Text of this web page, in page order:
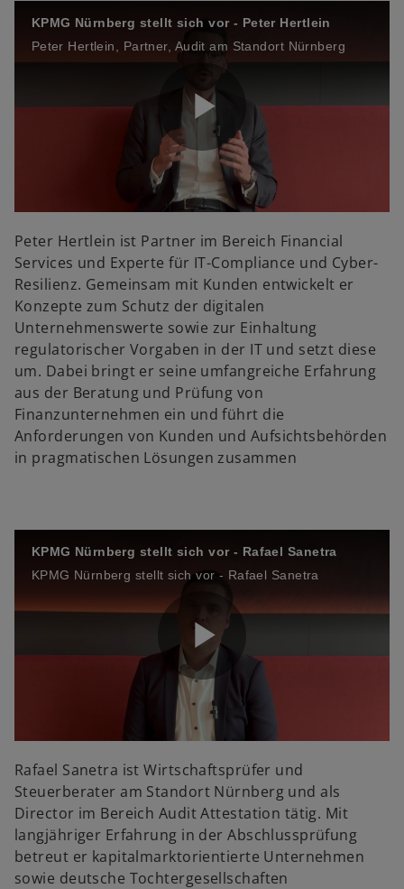
V
i
d
e
o
KPMG Nürnberg stellt sich vor - Peter Hertlein
Peter Hertlein, Partner, Audit am Standort Nürnberg
P
l
a
y
i
d
e
o
Peter Hertlein ist Partner im Bereich Financial
Services und Experte für IT-Compliance und Cyber-
Resilienz. Gemeinsam mit Kunden entwickelt er
Konzepte zum Schutz der digitalen
Unternehmenswerte sowie zur Einhaltung
regulatorischer Vorgaben in der IT und setzt diese
um. Dabei bringt er seine umfangreiche Erfahrung
aus der Beratung und Prüfung von
Finanzunternehmen ein und führt die
Anforderungen von Kunden und Aufsichtsbehörden
in pragmatischen Lösungen zusammen
KPMG Nürnberg stellt sich vor - Rafael Sanetra
KPMG Nürnberg stellt sich vor - Rafael Sanetra
P
l
a
Rafael Sanetra ist Wirtschaftsprüfer und
Steuerberater am Standort Nürnberg und als
Director im Bereich Audit Attestation tätig. Mit
langjähriger Erfahrung in der Abschlussprüfung
betreut er kapitalmarktorientierte Unternehmen
sowie deutsche Tochtergesellschaften